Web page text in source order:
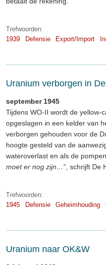
Trefwoorden:
1939
Defensie Export/Import
Uranium verborgen in
september 1945
Tijdens WO-II wordt de yellow-
opgeslagen in een kelder van
verborgen gehouden voor de
hoogte gesteld van de
wateroverlast en als de
moet er nog zijn…”, schrijft De
Trefwoorden:
1945
Defensie Geheimhouding
Uranium naar OK&W